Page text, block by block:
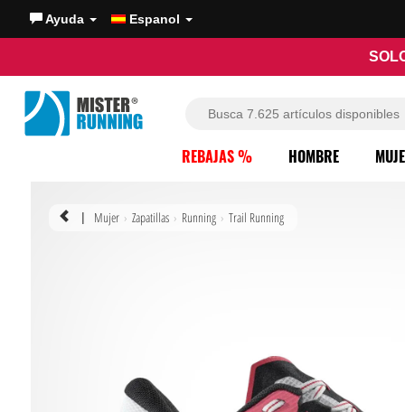
Ayuda Espanol
REBAJAS % HOMBRE
| Mujer Zapatillas Running Trail Running